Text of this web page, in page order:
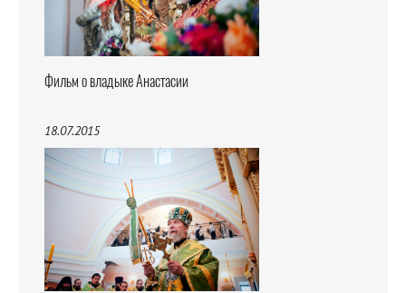
Фильм о владыке Анастасии
18.07.2015